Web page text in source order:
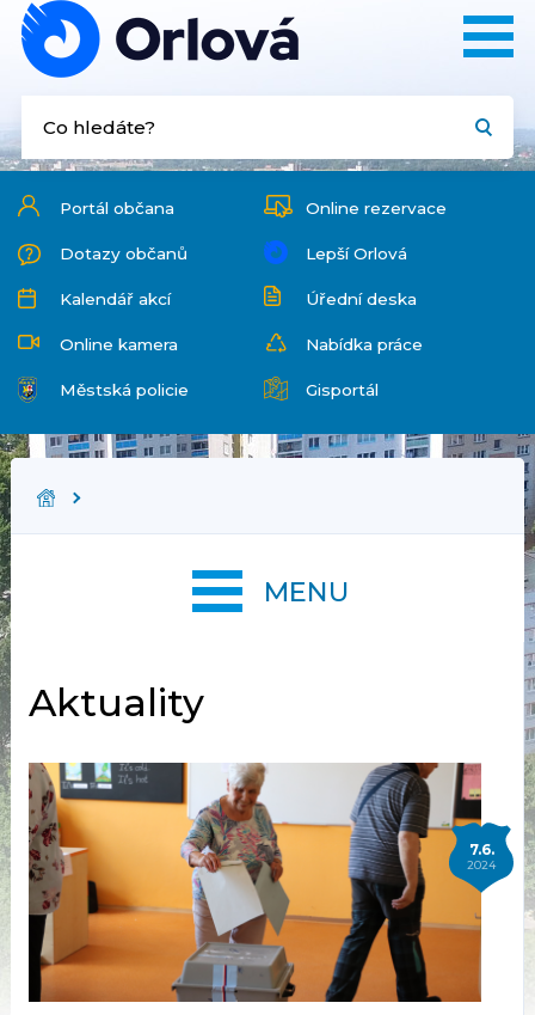
Portál občana Online rezervace
Dotazy občanů Lepší Orlová
Kalendář akcí Úřední deska
Online kamera Nabídka práce
Městská policie Gisportál
Aktuality
7.6.
2024
MENU